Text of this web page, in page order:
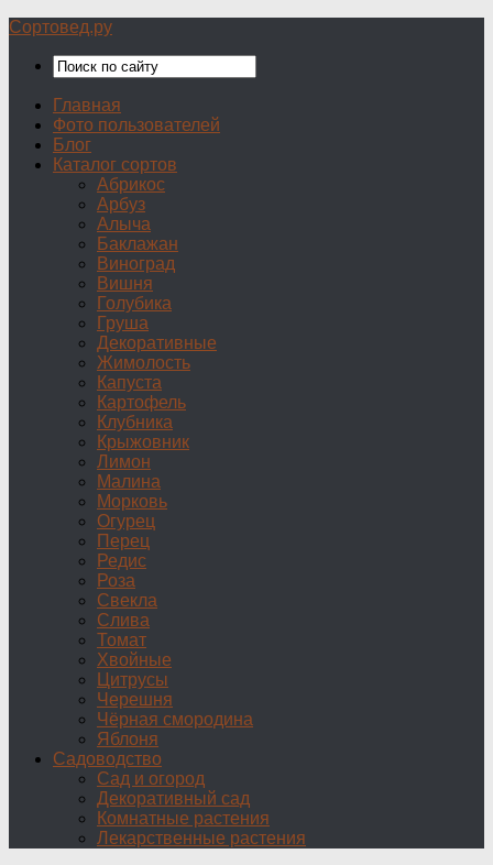
Сортовед.ру
Главная
Фото пользователей
Блог
Каталог сортов
Абрикос
Арбуз
Алыча
Баклажан
Виноград
Вишня
Голубика
Груша
Декоративные
Жимолость
Капуста
Картофель
Клубника
Крыжовник
Лимон
Малина
Морковь
Огурец
Перец
Редис
Роза
Свекла
Слива
Томат
Хвойные
Цитрусы
Черешня
Чёрная смородина
Яблоня
Садоводство
Сад и огород
Декоративный сад
Комнатные растения
Лекарственные растения